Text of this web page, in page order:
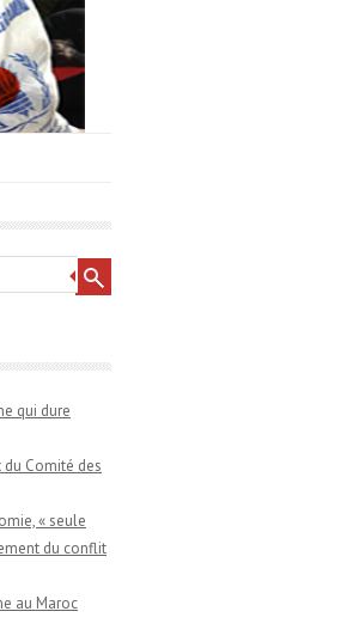
qui dure
du Comité des
« seule
du conflit
au Maroc